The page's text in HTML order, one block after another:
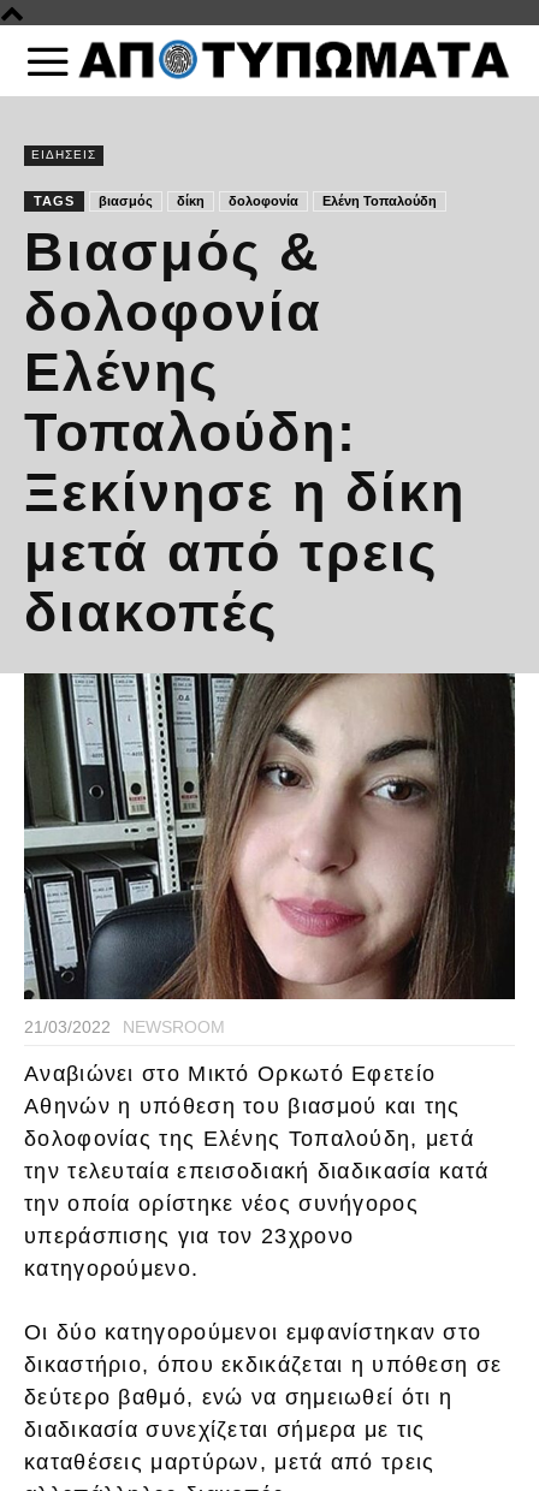
ΕΙΔΗΣΕΙΣ
TAGS βιασμός δίκη δολοφονία Ελένη Τοπαλούδη
Βιασμός &
δολοφονία
Ελένης
Τοπαλούδη:
Ξεκίνησε η δίκη
μετά από τρεις
διακοπές
21/03/2022 NEWSROOM
Αναβιώνει στο Μικτό Ορκωτό Εφετείο
Αθηνών η υπόθεση του βιασμού και της
δολοφονίας της Ελένης Τοπαλούδη, μετά
την τελευταία επεισοδιακή διαδικασία κατά
την οποία ορίστηκε νέος συνήγορος
υπεράσπισης για τον 23χρονο
κατηγορούμενο.
Οι δύο κατηγορούμενοι εμφανίστηκαν στο
δικαστήριο, όπου εκδικάζεται η υπόθεση σε
δεύτερο βαθμό, ενώ να σημειωθεί ότι η
διαδικασία συνεχίζεται σήμερα με τις
καταθέσεις μαρτύρων, μετά από τρεις